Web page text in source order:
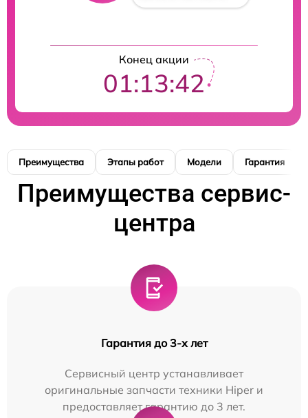
Конец акции
01:13:41
Преимущества Этапы работ Модели Гарантия
Преимущества сервис-
центра
Гарантия до 3-х лет
Сервисный центр устанавливает
оригинальные запчасти техники Hiper и
предоставляет гарантию до 3 лет.